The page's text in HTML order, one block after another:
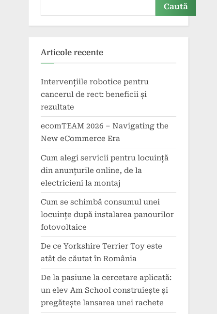
Caută
Articole recente
Intervențiile robotice pentru
cancerul de rect: beneficii și
rezultate
ecomTEAM 2026 – Navigating the
New eCommerce Era
Cum alegi servicii pentru locuință
din anunțurile online, de la
electricieni la montaj
Cum se schimbă consumul unei
locuințe după instalarea panourilor
fotovoltaice
De ce Yorkshire Terrier Toy este
atât de căutat în România
De la pasiune la cercetare aplicată:
un elev Am School construiește și
pregătește lansarea unei rachete